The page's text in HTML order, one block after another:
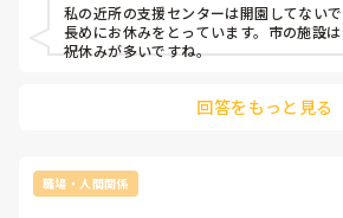
私の近所の支援センターは開園してない
長めにお休みをとっています。市の施設
祝休みが多いですね。
回答をもっと見る
職場・人間関係